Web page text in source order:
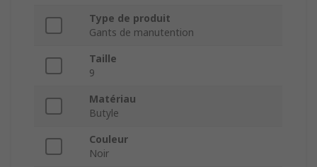
Type de produit
Gants de manutention
Taille
9
Matériau
Butyle
Couleur
Noir